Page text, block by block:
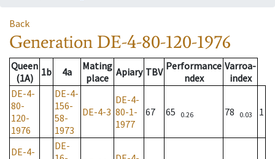
Back
Generation DE-4-80-120-1976
Queen
(1A)
1b 4a
Mating
place Apiary TBV Performance
ndex
Varroa-
index
DE-4-
80-
120-
1976
DE-4-
156-
58-
1973
DE-4-3
DE-4-
80-1-
1977
67 65 0.26 78 0.03 1
DE-4-
DE-